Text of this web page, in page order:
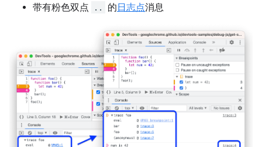
带有粉色双点 .. 的日志点消息